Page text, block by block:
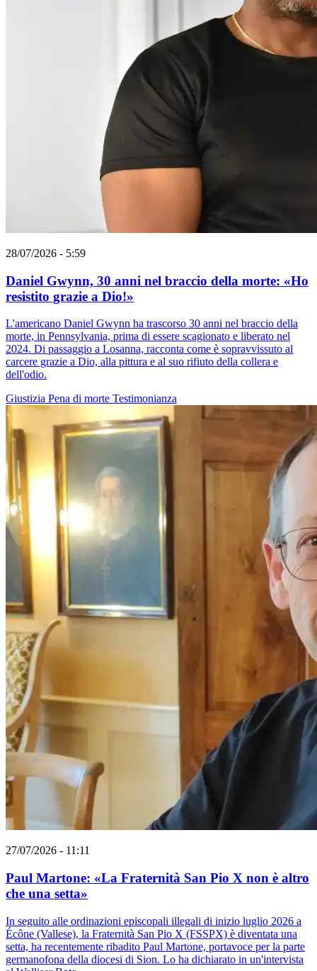
28/07/2026 - 5:59
Daniel Gwynn, 30 anni nel braccio della morte: «Ho
resistito grazie a Dio!»
L'americano Daniel Gwynn ha trascorso 30 anni nel braccio della
morte, in Pennsylvania, prima di essere scagionato e liberato nel
2024. Di passaggio a Losanna, racconta come è sopravvissuto al
carcere grazie a Dio, alla pittura e al suo rifiuto della collera e
dell'odio.
Giustizia Pena di morte Testimonianza
27/07/2026 - 11:11
Paul Martone: «La Fraternità San Pio X non è altro
che una setta»
In seguito alle ordinazioni episcopali illegali di inizio luglio 2026 a
Écône (Vallese), la Fraternità San Pio X (FSSPX) è diventata una
setta, ha recentemente ribadito Paul Martone, portavoce per la parte
germanofona della diocesi di Sion. Lo ha dichiarato in un'intervista